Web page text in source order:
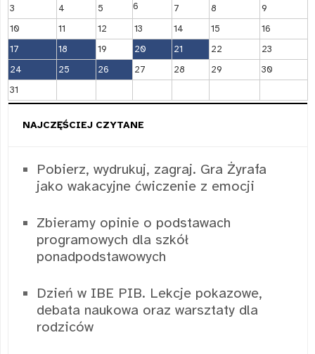
3
4 5 6 7 8
9
10
11 12 13 14 15
16
17
18 19 20 21 22
23
24
25 26 27 28 29
30
31
NAJCZĘŚCIEJ CZYTANE
Pobierz, wydrukuj, zagraj. Gra Żyrafa
jako wakacyjne ćwiczenie z emocji
Zbieramy opinie o podstawach
programowych dla szkół
ponadpodstawowych
Dzień w IBE PIB. Lekcje pokazowe,
debata naukowa oraz warsztaty dla
rodziców